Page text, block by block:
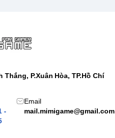
Thắng, P.Xuân Hòa, TP.Hồ Chí
-
Email
mail.mimigame@gmail.com